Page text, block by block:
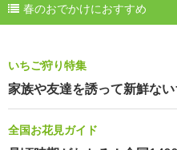
春のおでかけにおすすめ
いちご狩り特集
家族や友達を誘って新鮮な
全国お花見ガイド